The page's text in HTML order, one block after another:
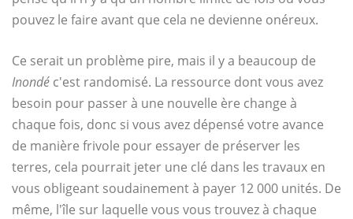
pouvez le faire avant que cela ne devienne onéreux.
Ce serait un problème pire, mais il y a beaucoup de
Inondé c'est randomisé. La ressource dont vous avez
besoin pour passer à une nouvelle ère change à
chaque fois, donc si vous avez dépensé votre avance
de manière frivole pour essayer de préserver les
terres, cela pourrait jeter une clé dans les travaux en
vous obligeant soudainement à payer 12 000 unités. De
même, l'île sur laquelle vous vous trouvez à chaque